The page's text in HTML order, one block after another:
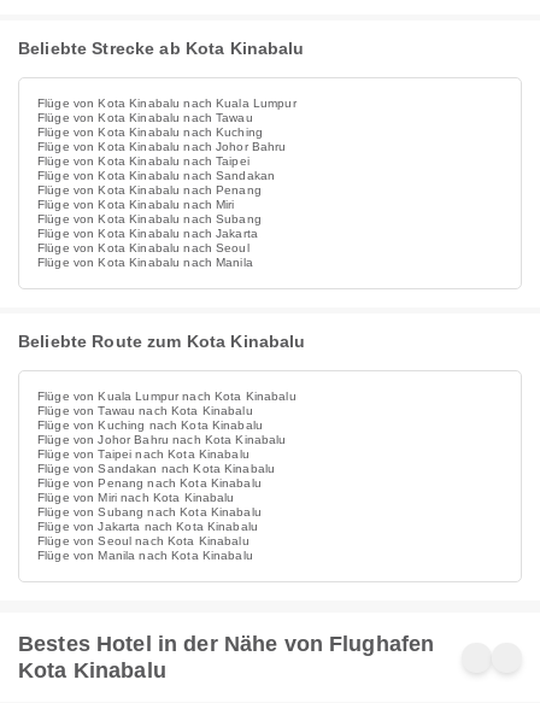
Beliebte Strecke ab Kota Kinabalu
Flüge von Kota Kinabalu nach Kuala Lumpur
Flüge von Kota Kinabalu nach Tawau
Flüge von Kota Kinabalu nach Kuching
Flüge von Kota Kinabalu nach Johor Bahru
Flüge von Kota Kinabalu nach Taipei
Flüge von Kota Kinabalu nach Sandakan
Flüge von Kota Kinabalu nach Penang
Flüge von Kota Kinabalu nach Miri
Flüge von Kota Kinabalu nach Subang
Flüge von Kota Kinabalu nach Jakarta
Flüge von Kota Kinabalu nach Seoul
Flüge von Kota Kinabalu nach Manila
Beliebte Route zum Kota Kinabalu
Flüge von Kuala Lumpur nach Kota Kinabalu
Flüge von Tawau nach Kota Kinabalu
Flüge von Kuching nach Kota Kinabalu
Flüge von Johor Bahru nach Kota Kinabalu
Flüge von Taipei nach Kota Kinabalu
Flüge von Sandakan nach Kota Kinabalu
Flüge von Penang nach Kota Kinabalu
Flüge von Miri nach Kota Kinabalu
Flüge von Subang nach Kota Kinabalu
Flüge von Jakarta nach Kota Kinabalu
Flüge von Seoul nach Kota Kinabalu
Flüge von Manila nach Kota Kinabalu
Bestes Hotel in der Nähe von Flughafen
Kota Kinabalu